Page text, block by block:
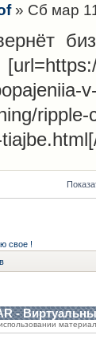
» Сб мар
свое !
-